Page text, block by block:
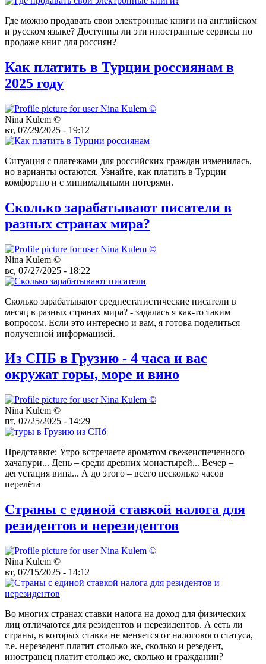
Где можно продавать свои электронные книги на английском
и русском языке? Доступны ли эти иностранные сервисы по
продаже книг для россиян?
Как платить в Турции россиянам в
2025 году
Nina Kulem ©️
вт, 07/29/2025 - 19:12
Ситуация с платежами для российских граждан изменилась,
но варианты остаются. Узнайте, как платить в Турции
комфортно и с минимальными потерями.
Сколько зарабатывают писатели в
разных странах мира?
Nina Kulem ©️
вс, 07/27/2025 - 18:22
Сколько зарабатывают среднестатистические писатели в
месяц в разных странах мира? - задалась я как-то таким
вопросом. Если это интересно и вам, я готова поделиться
полученной информацией.
Из СПБ в Грузию - 4 часа и вас
окружат горы, море и вино
Nina Kulem ©️
пт, 07/25/2025 - 14:29
Представьте: Утро встречаете ароматом свежеиспеченного
хачапури... День – среди древних монастырей... Вечер –
дегустация вина... А до этого – всего несколько часов
перелёта
Страны с единой ставкой налога для
резидентов и нерезидентов
Nina Kulem ©️
вт, 07/15/2025 - 14:12
Во многих странах ставки налога на доход для физических
лиц отличаются для резидентов и нерезидентов. А есть ли
страны, в которых ставка не меняется от налогового статуса,
т.е. нерезедент платит столько же, сколько и резедент,
иностранец платит столько же, сколько и гражданин?